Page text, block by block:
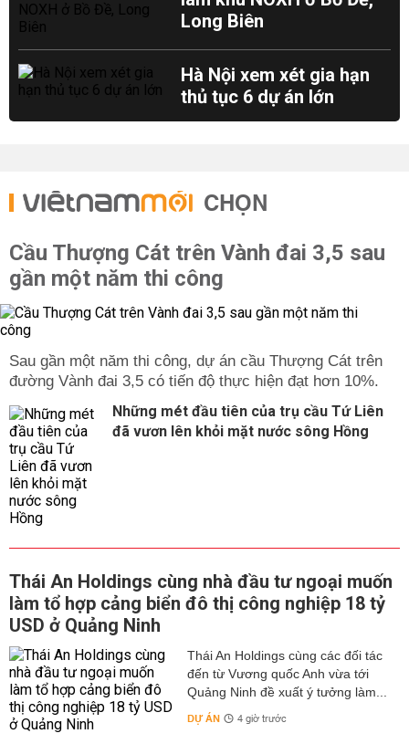
Long Biên
Hà Nội xem xét gia hạn
thủ tục 6 dự án lớn
CHỌN
Cầu Thượng Cát trên Vành đai 3,5 sau
gần một năm thi công
Sau gần một năm thi công, dự án cầu Thượng Cát trên
đường Vành đai 3,5 có tiến độ thực hiện đạt hơn 10%.
Những mét đầu tiên của trụ cầu Tứ Liên
đã vươn lên khỏi mặt nước sông Hồng
Thái An Holdings cùng nhà đầu tư ngoại muốn
làm tổ hợp cảng biển đô thị công nghiệp 18 tỷ
USD ở Quảng Ninh
Thái An Holdings cùng các đối tác
đến từ Vương quốc Anh vừa tới
Quảng Ninh đề xuất ý tưởng làm...
DỰ ÁN 4 giờ trước